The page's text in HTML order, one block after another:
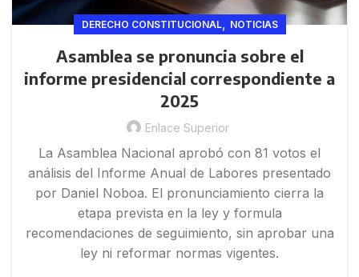
DERECHO CONSTITUCIONAL, NOTICIAS
Asamblea se pronuncia sobre el
informe presidencial correspondiente a
2025
Enlace Superior
La Asamblea Nacional aprobó con 81 votos el
análisis del Informe Anual de Labores presentado
por Daniel Noboa. El pronunciamiento cierra la
etapa prevista en la ley y formula
recomendaciones de seguimiento, sin aprobar una
ley ni reformar normas vigentes.